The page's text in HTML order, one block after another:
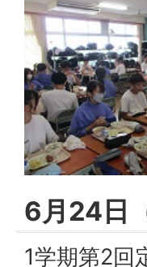
6月24日
1学期第2回